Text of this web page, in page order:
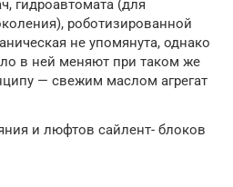
гидроавтомата (для
роботизированной
не упомянута, однако
в ней меняют при таком же
— свежим маслом агрегат
и люфтов сайлент- блоков